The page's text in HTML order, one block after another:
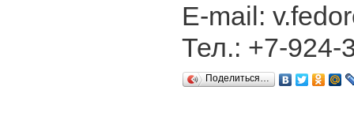
E-mail:
Тел.: +7-924-
Поделиться…